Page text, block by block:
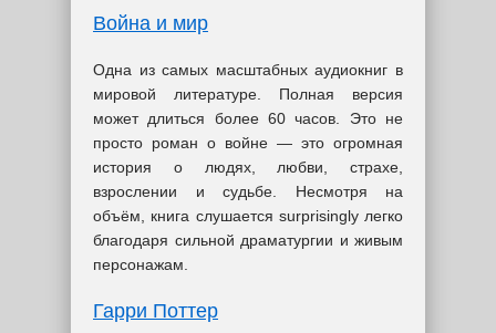
Война и мир
Одна из самых масштабных аудиокниг в
мировой литературе. Полная версия
может длиться более 60 часов. Это не
просто роман о войне — это огромная
история о людях, любви, страхе,
взрослении и судьбе. Несмотря на
объём, книга слушается surprisingly легко
благодаря сильной драматургии и живым
персонажам.
Гарри Поттер